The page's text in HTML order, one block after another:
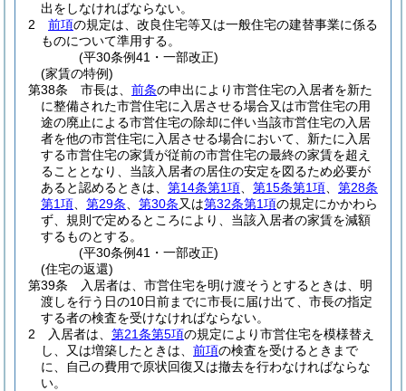
出をしなければならない。
2
前項の規定は、改良住宅等又は一般住宅の建替事業に係る
ものについて準用する。
(平30条例41・一部改正)
(家賃の特例)
第38条
市長は、 前条の申出により市営住宅の入居者を新た
に整備された市営住宅に入居させる場合又は市営住宅の用
途の廃止による市営住宅の除却に伴い当該市営住宅の入居
者を他の市営住宅に入居させる場合において、新たに入居
する市営住宅の家賃が従前の市営住宅の最終の家賃を超え
ることとなり、当該入居者の居住の安定を図るため必要が
あると認めるときは、 第14条第1項 第15条第1項
第28条
第1項
第29条 第30条又は第32条第1項の規定にかかわら
ず、規則で定めるところにより、当該入居者の家賃を減額
するものとする。
(平30条例41・一部改正)
(住宅の返還)
第39条
入居者は、市営住宅を明け渡そうとするときは、明
渡しを行う日の10日前までに市長に届け出て、市長の指定
する者の検査を受けなければならない。
2
入居者は、 第21条第5項の規定により市営住宅を模様替え
し、又は増築したときは、 前項の検査を受けるときまで
に、自己の費用で原状回復又は撤去を行わなければならな
い。